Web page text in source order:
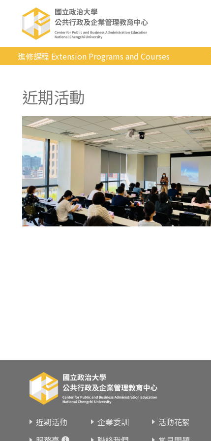
進修課程 Extension Programs and Courses
專業/學分
證照/考試
商管/永續
科技/生活
健康運動
英語
日韓語
近期活動
近期活動 企業委訓
活動花絮